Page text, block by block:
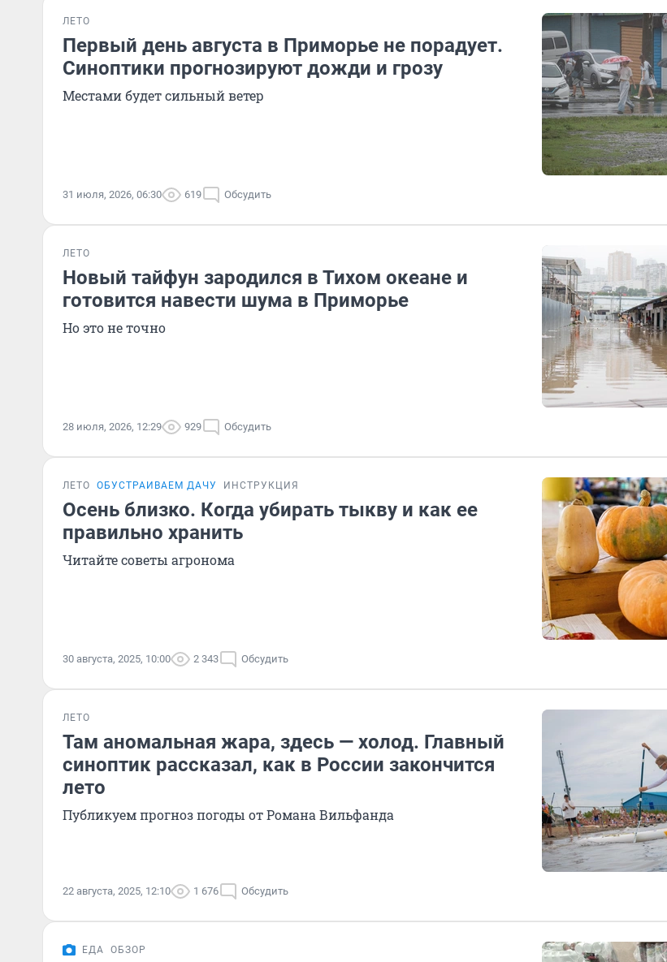
ЛЕТО
Первый день августа в Приморье не порадует.
Синоптики прогнозируют дожди и грозу
Местами будет сильный ветер
31 июля, 2026, 06:30 619 Обсудить
ЛЕТО
Новый тайфун зародился в Тихом океане и
готовится навести шума в Приморье
Но это не точно
28 июля, 2026, 12:29 929 Обсудить
ЛЕТО ОБУСТРАИВАЕМ ДАЧУ ИНСТРУКЦИЯ
Осень близко. Когда убирать тыкву и как ее
правильно хранить
Читайте советы агронома
30 августа, 2025, 10:00 2 343 Обсудить
ЛЕТО
Там аномальная жара, здесь — холод. Главный
синоптик рассказал, как в России закончится
лето
Публикуем прогноз погоды от Романа Вильфанда
22 августа, 2025, 12:10 1 676 Обсудить
ЕДА ОБЗОР